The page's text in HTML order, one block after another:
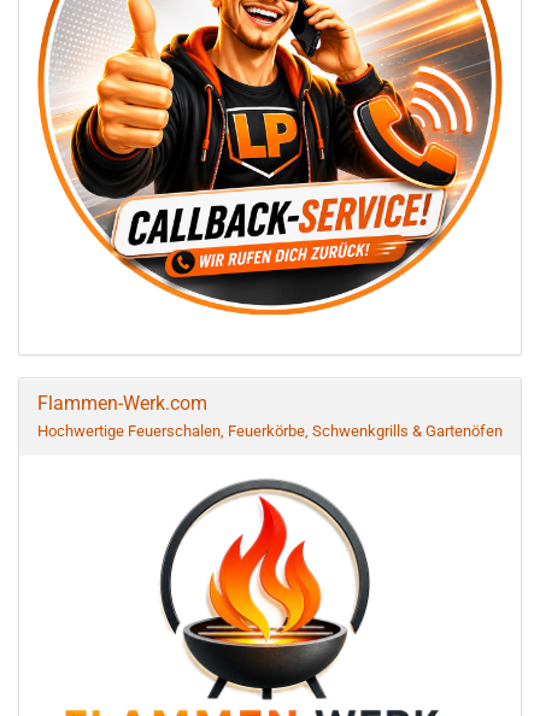
Flammen-Werk.com
Hochwertige Feuerschalen, Feuerkörbe, Schwenkgrills & Gartenöfen